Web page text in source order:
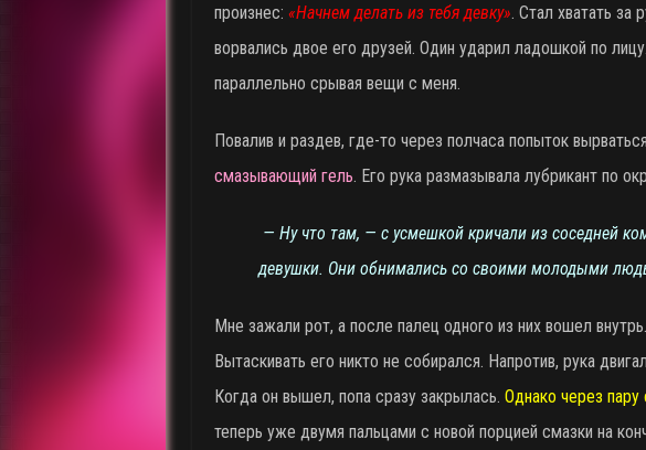
произнес: «Начнем делать из тебя девку» . Стал хватать за
ворвались двое его друзей. Один ударил ладошкой по
параллельно срывая вещи с меня.
Повалив и раздев, где-то через полчаса попыток
смазывающий гель . Его рука размазывала лубрикант по
— Ну что там, — с усмешкой кричали из соседней
девушки. Они обнимались со своими молодыми
Мне зажали рот, а после палец одного из них вошел
Вытаскивать его никто не собирался. Напротив, рука
Когда он вышел, попа сразу закрылась. Однако через пару
теперь уже двумя пальцами с новой порцией смазки на